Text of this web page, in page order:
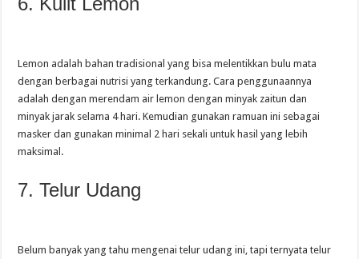
Lemon adalah bahan tradisional yang bisa melentikkan bulu mata
dengan berbagai nutrisi yang terkandung. Cara penggunaannya
adalah dengan merendam air lemon dengan minyak zaitun dan
minyak jarak selama 4 hari. Kemudian gunakan ramuan ini sebagai
masker dan gunakan minimal 2 hari sekali untuk hasil yang lebih
maksimal.
7. Telur Udang
Belum banyak yang tahu mengenai telur udang ini, tapi ternyata telur